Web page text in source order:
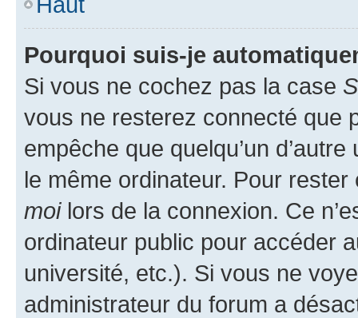
Pourquoi suis-je
Si vous ne cochez pas la case
vous ne resterez connecté que
empêche que quelqu’un
le même ordinateur. Pour
moilors de la connexion. Ce
ordinateur public pour accéder
université, etc.). Si vous ne
administrateur du forum a